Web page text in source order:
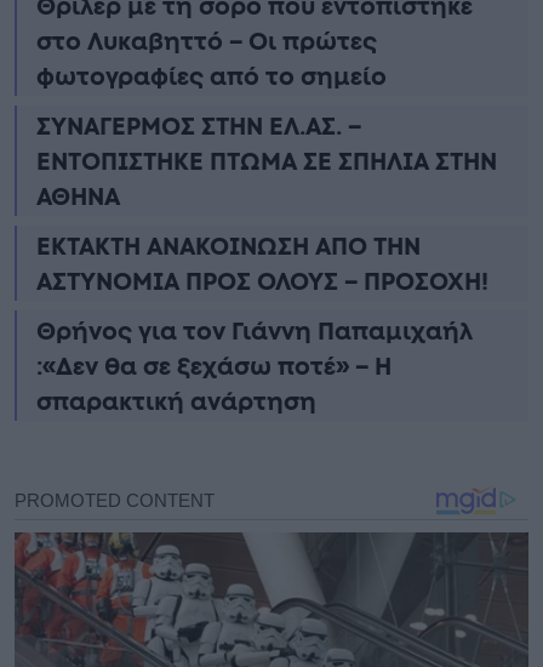
Θρίλερ με τη σορό που εντοπίστηκε
στο Λυκαβηττό – Οι πρώτες
φωτογραφίες από το σημείο
ΣΥΝΑΓΕΡΜΟΣ ΣΤΗΝ ΕΛ.ΑΣ. –
ΕΝΤΟΠΙΣΤΗΚΕ ΠΤΩΜΑ ΣΕ ΣΠΗΛΙΑ ΣΤΗΝ
ΑΘΗΝΑ
ΕΚΤΑΚΤΗ ΑΝΑΚΟΙΝΩΣΗ ΑΠΟ ΤΗΝ
ΑΣΤΥΝΟΜΙΑ ΠΡΟΣ ΟΛΟΥΣ – ΠΡΟΣΟΧΗ!
Θρήνος για τον Γιάννη Παπαμιχαήλ
:«Δεν θα σε ξεχάσω ποτέ» – Η
σπαρακτική ανάρτηση